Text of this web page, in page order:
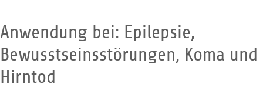
Anwendung bei: Epilepsie,
Bewusstseinsstörungen, Koma und
Hirntod